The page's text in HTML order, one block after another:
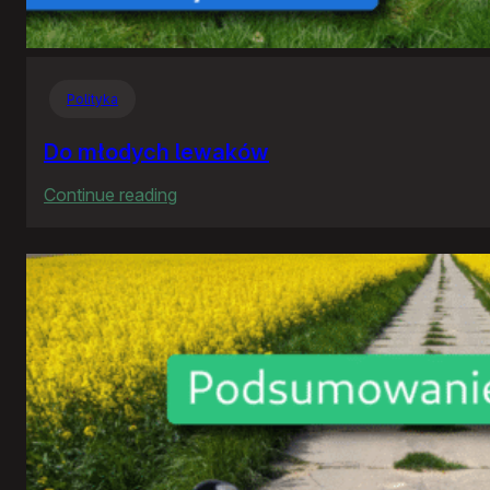
Polityka
Do młodych lewaków
Continue reading
młodych
lewaków